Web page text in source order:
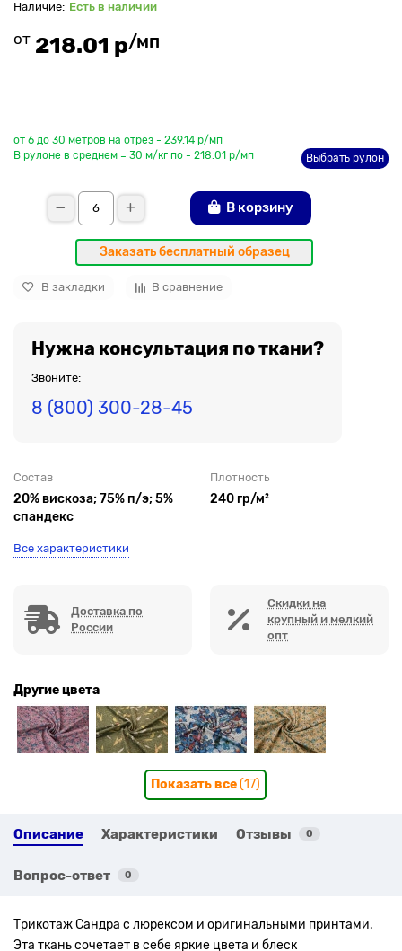
Есть в наличии
от 218.01 р/мп
от 6 до 30 метров на отрез - 239.14 р/мп
В рулоне в среднем = 30 м/кг по - 218.01 р/мп
Выбрать рулон
В корзину
Заказать бесплатный образец
В закладки В сравнение
Нужна консультация по ткани?
Звоните:
8 (800) 300-28-45
Состав
20% вискоза; 75% п/э; 5%
спандекс
Плотность
240 гр/м²
Все характеристики
Доставка по
России
Скидки на
крупный и мелкий
опт
Другие цвета
Показать все(17)
Описание Характеристики Отзывы 0
Вопрос-ответ 0
Трикотаж Сандра с люрексом и оригинальными принтами.
Эта ткань сочетает в себе яркие цвета и блеск